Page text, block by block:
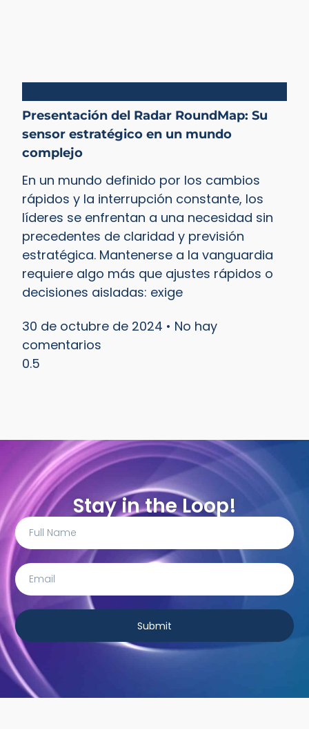
Presentación del Radar RoundMap: Su
sensor estratégico en un mundo
complejo
En un mundo definido por los cambios
rápidos y la interrupción constante, los
líderes se enfrentan a una necesidad sin
precedentes de claridad y previsión
estratégica. Mantenerse a la vanguardia
requiere algo más que ajustes rápidos o
decisiones aisladas: exige
30 de octubre de 2024
No hay
comentarios
Stay in the Loop!
Submit